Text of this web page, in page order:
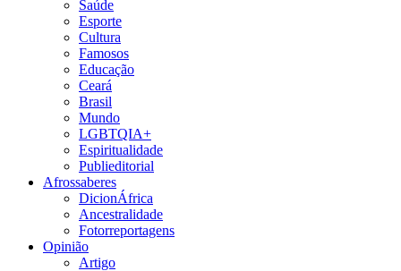
Saúde
Esporte
Cultura
Famosos
Educação
Ceará
Brasil
Mundo
LGBTQIA+
Espiritualidade
Publieditorial
Afrossaberes
DicionÁfrica
Ancestralidade
Fotorreportagens
Opinião
Artigo